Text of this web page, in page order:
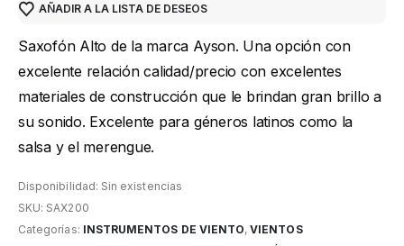
AÑADIR A LA LISTA DE DESEOS
Saxofón Alto de la marca Ayson. Una opción con
excelente relación calidad/precio con excelentes
materiales de construcción que le brindan gran brillo a
su sonido. Excelente para géneros latinos como la
salsa y el merengue.
Disponibilidad: Sin existencias
SKU: SAX200
Categorías: INSTRUMENTOS DE VIENTO,VIENTOS